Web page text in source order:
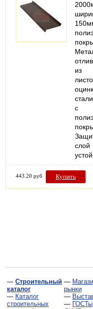
отлив
из
стали
с
слой
443.20 руб Купить
— Строительный
каталог
— Каталог
строительных
—
рынки
—
—